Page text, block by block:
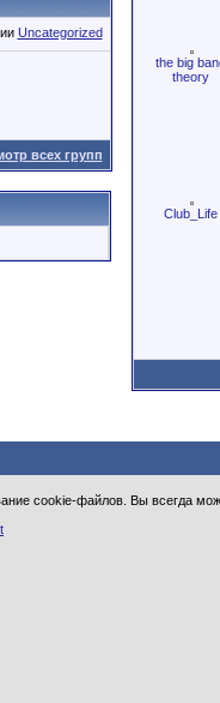
Uncategorized
всех групп
the big
theory
Club_Life
cookie-файлов. Вы всегда